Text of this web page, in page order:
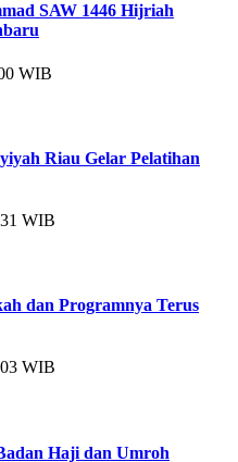
SAW 1446 Hijriah
WIB
Riau Gelar Pelatihan
WIB
dan Programnya Terus
WIB
Haji dan Umroh